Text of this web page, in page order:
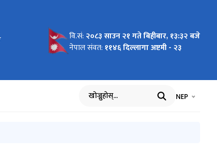
सुचना
-१
वि.सं: २०८३ साउन २१ गते बिहीबार, १३:३२ बजे
नेपाल संवत: ११४६ दिल्लागा अष्टमी - २३
खोज्नुहोस् भाषा चयन
NEP